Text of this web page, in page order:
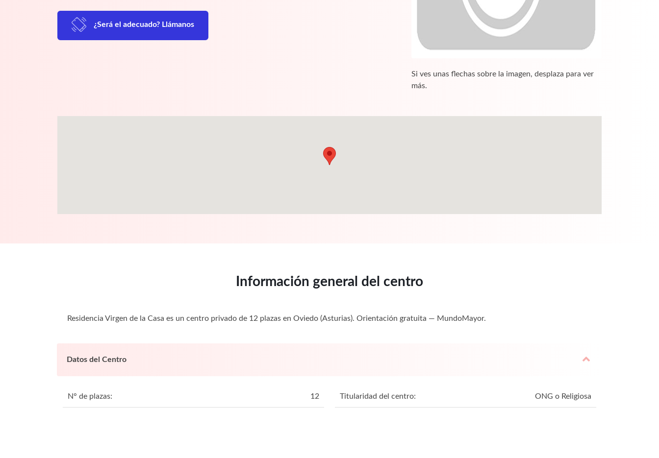
¿Será el adecuado? Llámanos
Si ves unas flechas sobre la imagen, desplaza para ver
más.
Información general del centro
Residencia Virgen de la Casa es un centro privado de 12 plazas en Oviedo (Asturias). Orientación gratuita — MundoMayor.
Datos del Centro
N° de plazas: 12 Titularidad del centro: ONG o Religiosa